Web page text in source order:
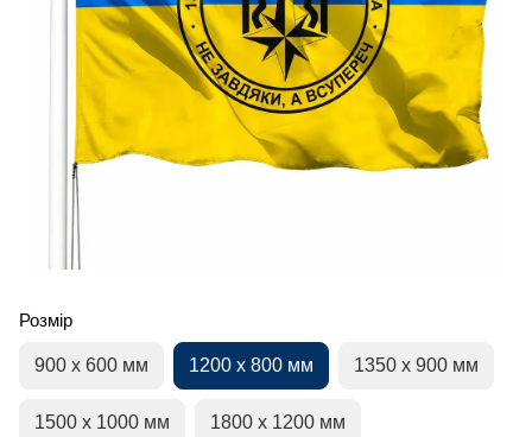
Розмір
900 х 600 мм 1200 х 800 мм 1350 х 900 мм
1500 х 1000 мм 1800 х 1200 мм